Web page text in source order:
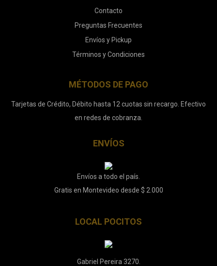
Contacto
Preguntas Frecuentes
Envíos y Pickup
Términos y Condiciones
MÉTODOS DE PAGO
Tarjetas de Crédito, Débito hasta 12 cuotas sin recargo. Efectivo
en redes de cobranza.
ENVÍOS
Envíos a todo el país.
Gratis en Montevideo desde $ 2.000
LOCAL POCITOS
Gabriel Pereira 3270.